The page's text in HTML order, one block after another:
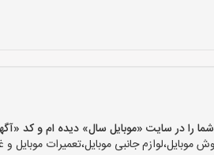
«موبایل سال» دیده ام و کد «آگهی-12» را اعلام
جانبی موبایل،تعمیرات